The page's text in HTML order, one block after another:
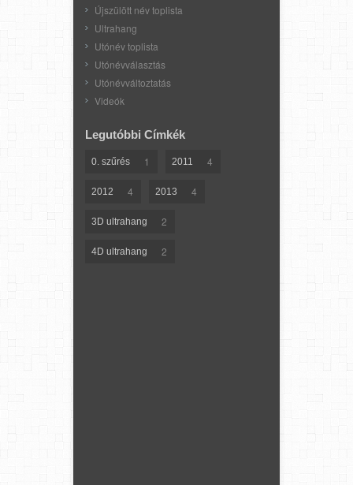
Újszülött név toplista
Ultrahang
Utónév toplista
Utónévválasztás
Utónévváltoztatás
Videók
Legutóbbi Címkék
0. szűrés 1 2011 4
2012 4 2013 4
3D ultrahang 2
4D ultrahang 2